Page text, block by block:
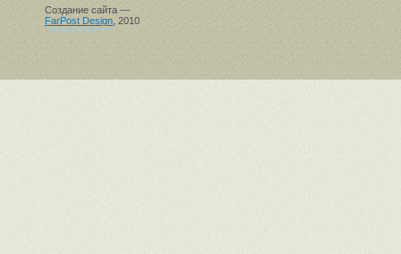
Создание сайта —
FarPost Design , 2010